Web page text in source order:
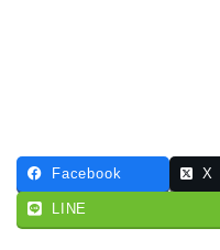
Facebook X
LINE